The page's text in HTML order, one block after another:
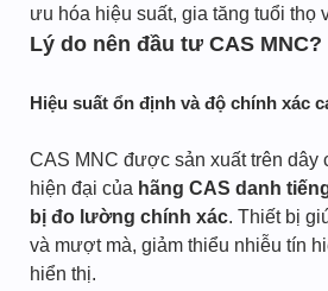
ưu hóa hiệu suất, gia tăng tuổi thọ
Lý do nên đầu tư CAS MNC?
Hiệu suất ổn định và độ chính xác
CAS MNC được sản xuất trên dây
hiện đại của hãng CAS danh
bị đo lường chính xác. Thiết bị
và mượt mà, giảm thiểu nhiễu tín
hiển thị.